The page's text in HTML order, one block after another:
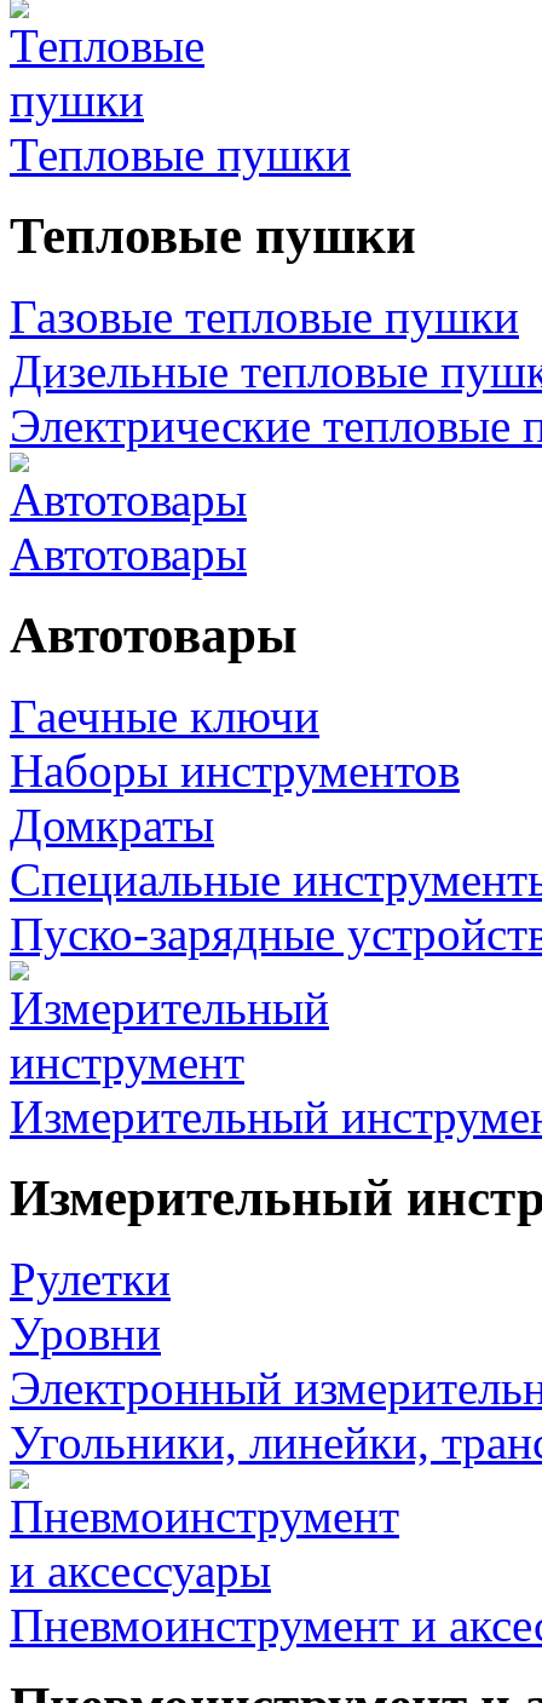
Тепловые пушки
Тепловые пушки
Газовые тепловые пушки
Дизельные тепловые
Электрические тепловые
Автотовары
Автотовары
Гаечные ключи
Наборы инструментов
Домкраты
Специальные
Пуско-зарядные
Измерительный
Измерительный
Рулетки
Уровни
Электронный
Угольники, линейки,
Пневмоинструмент и